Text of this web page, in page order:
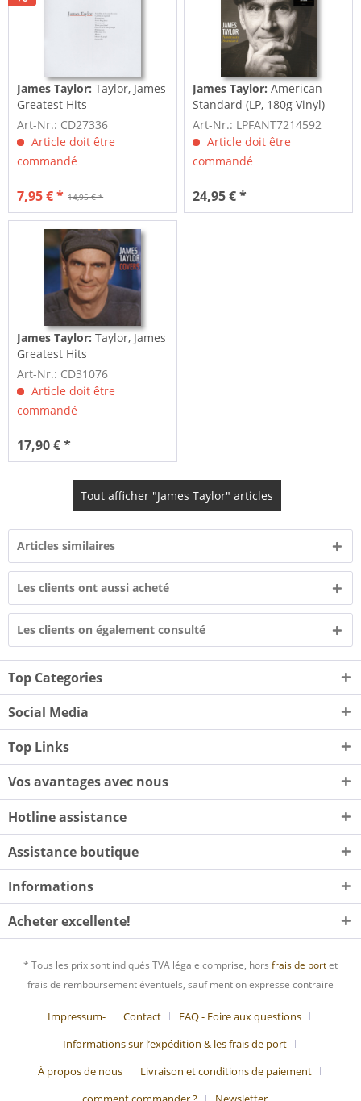
James Taylor:Taylor, James
Greatest Hits
Art-Nr.: CD27336
Article doit être
commandé
14,95 € *
7,95 € *
James Taylor:American
Standard (LP, 180g Vinyl)
Art-Nr.: LPFANT7214592
Article doit être
commandé
24,95 € *
James Taylor:Taylor, James
Greatest Hits
Art-Nr.: CD31076
Article doit être
commandé
17,90 € *
Tout afficher "James Taylor" articles
Articles similaires
Les clients ont aussi acheté
Les clients on également consulté
Top Categories
Social Media
Top Links
Vos avantages avec nous
Hotline assistance
Assistance boutique
Informations
Acheter excellente!
* Tous les prix sont indiqués TVA légale comprise, hors frais de portet
frais de remboursement éventuels, sauf mention expresse contraire
Impressum- Contact
FAQ - Foire aux questions
Informations sur l’expédition & les frais de port
À propos de nous
Livraison et conditions de paiement